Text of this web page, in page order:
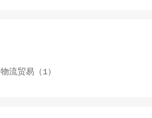
物流贸易（1）